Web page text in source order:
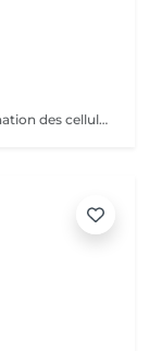
Retrouver une douceur de peau suite. Élimination des cellules mortes présentes à la surface de la peau stimulant ainsi le renouvellement cellulaire naturel.